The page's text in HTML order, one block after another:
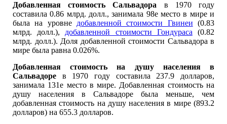
Добавленная стоимость Сальвадора в 1970 году
составила 0.86 млрд. долл., занимала 98е место в мире и
была на уровне добавленной стоимости Гвинеи (0.83
млрд. долл.), добавленной стоимости Гондураса (0.82
млрд. долл.). Доля добавленной стоимости Сальвадора в
мире была равна 0.026%.
Добавленная стоимость на душу населения в
Сальвадоре в 1970 году составила 237.9 долларов,
занимала 131е место в мире. Добавленная стоимость на
душу населения в Сальвадоре была меньше, чем
добавленная стоимость на душу населения в мире (893.2
долларов) на 655.3 долларов.